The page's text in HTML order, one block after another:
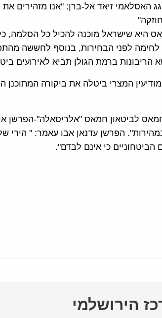
האסלאמי זיאד אל-ברן: "אנו מזהירים את
היא שישראל מוכנה להכיל כל הסלמה,
לפני הבחירות, בנוסף לחששה
ברמת הגולן תביא לאירועים
המצרי ביטלה את ביקורה המתוכנן
לביטאון חמאס "אלריסאלה"-הפרשן
הפרשן עדנאן אבו עאמר: " הירי
כי אינם לבדם".
הירושלמי